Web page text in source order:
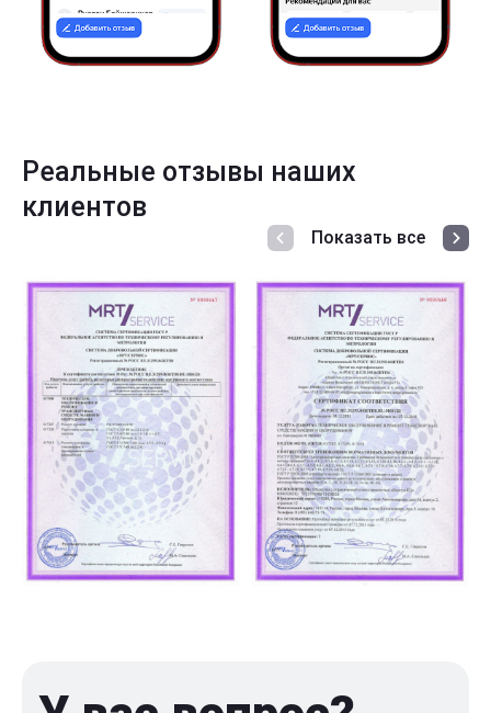
Реальные отзывы наших
клиентов
Показать все